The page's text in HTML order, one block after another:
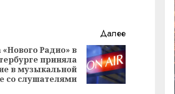
Далее
Радио» в
приняла
в музыкальной
со слушателями